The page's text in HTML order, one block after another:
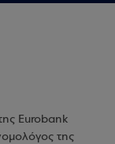
Eurobank
της